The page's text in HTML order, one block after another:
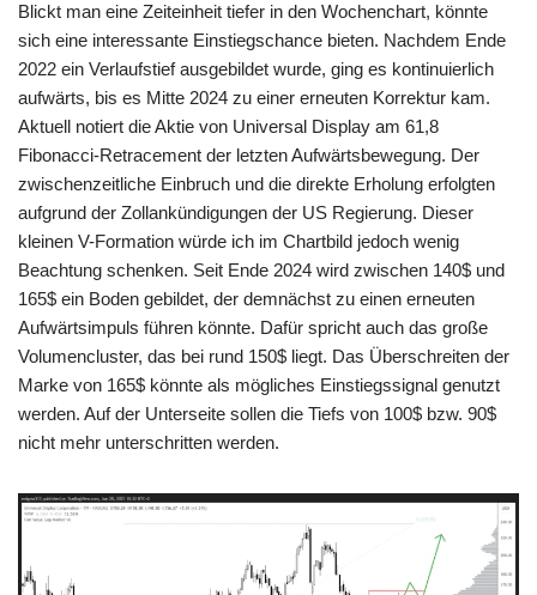
Blickt man eine Zeiteinheit tiefer in den Wochenchart, könnte
sich eine interessante Einstiegschance bieten. Nachdem Ende
2022 ein Verlaufstief ausgebildet wurde, ging es kontinuierlich
aufwärts, bis es Mitte 2024 zu einer erneuten Korrektur kam.
Aktuell notiert die Aktie von Universal Display am 61,8
Fibonacci-Retracement der letzten Aufwärtsbewegung. Der
zwischenzeitliche Einbruch und die direkte Erholung erfolgten
aufgrund der Zollankündigungen der US Regierung. Dieser
kleinen V-Formation würde ich im Chartbild jedoch wenig
Beachtung schenken. Seit Ende 2024 wird zwischen 140$ und
165$ ein Boden gebildet, der demnächst zu einen erneuten
Aufwärtsimpuls führen könnte. Dafür spricht auch das große
Volumencluster, das bei rund 150$ liegt. Das Überschreiten der
Marke von 165$ könnte als mögliches Einstiegssignal genutzt
werden. Auf der Unterseite sollen die Tiefs von 100$ bzw. 90$
nicht mehr unterschritten werden.